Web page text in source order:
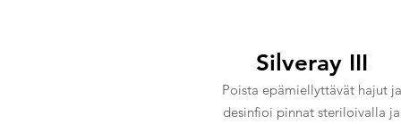
Silveray III
Poista epämiellyttävät hajut ja
desinfioi pinnat steriloivalla ja